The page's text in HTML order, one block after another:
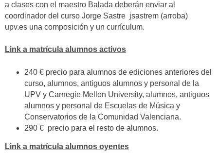
a clases con el maestro Balada deberán enviar al
coordinador del curso Jorge Sastre jsastrem (arroba)
upv.es una composición y un currículum.
Link a matrícula alumnos activos
240 € precio para alumnos de ediciones anteriores del
curso, alumnos, antiguos alumnos y personal de la
UPV y Carnegie Mellon University, alumnos, antiguos
alumnos y personal de Escuelas de Música y
Conservatorios de la Comunidad Valenciana.
290 € precio para el resto de alumnos.
Link a matrícula alumnos oyentes